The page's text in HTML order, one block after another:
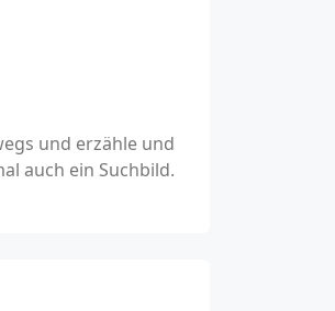
und erzähle und
auch ein Suchbild.